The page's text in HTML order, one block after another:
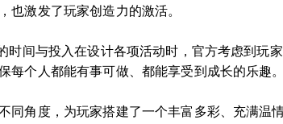
也激发了玩家创造力的激活。
时间与投入在设计各项活动时，官方考虑到玩
每个人都能有事可做、都能享受到成长的乐趣。
同角度，为玩家搭建了一个丰富多彩、充满